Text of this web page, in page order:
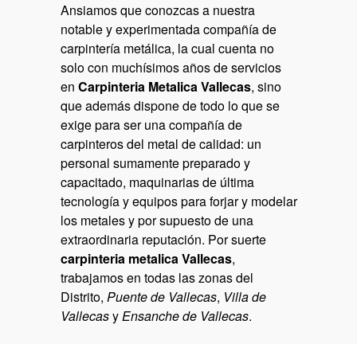
Ansiamos que conozcas a nuestra
notable y experimentada compañía de
carpintería metálica, la cual cuenta no
solo con muchísimos años de servicios
enCarpinteria Metalica Vallecas, sino
que además dispone de todo lo que se
exige para ser una compañía de
carpinteros del metal de calidad: un
personal sumamente preparado y
capacitado, maquinarias de última
tecnología y equipos para forjar y modelar
los metales y por supuesto de una
extraordinaria reputación. Por suerte
carpinteria metalica Vallecas,
trabajamos en todas las zonas del
Distrito,Puente de Vallecas, Villa de
VallecasyEnsanche de Vallecas.